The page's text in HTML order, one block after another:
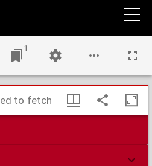
Vleuten-De Meern-Haarzuilens.
1
to fetch